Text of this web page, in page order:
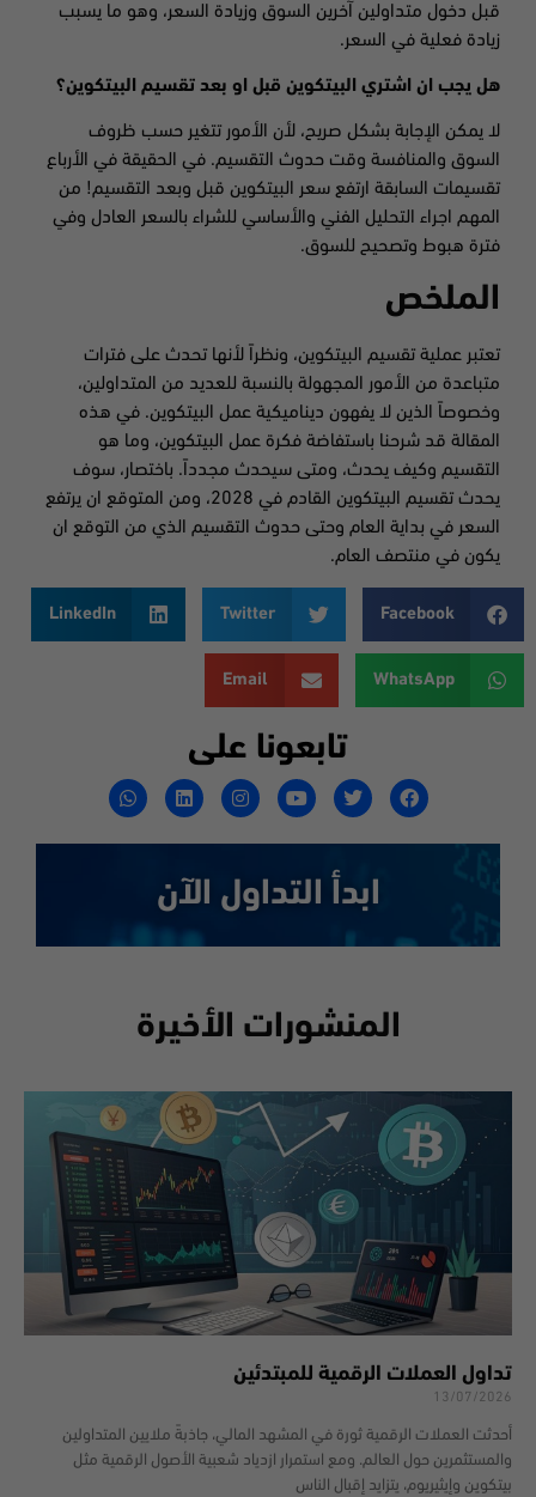
قبل دخول متداولين آخرين السوق وزيادة السعر، وهو ما يسبب
زيادة فعلية في السعر.
هل يجب ان اشتري البيتكوين قبل او بعد تقسيم البيتكوين؟
لا يمكن الإجابة بشكل صريح، لأن الأمور تتغير حسب ظروف
السوق والمنافسة وقت حدوث التقسيم. في الحقيقة في الأرباع
تقسيمات السابقة ارتفع سعر البيتكوين قبل وبعد التقسيم! من
المهم اجراء التحليل الفني والأساسي للشراء بالسعر العادل وفي
فترة هبوط وتصحيح للسوق.
الملخص
تعتبر عملية تقسيم البيتكوين، ونظراً لأنها تحدث على فترات
متباعدة من الأمور المجهولة بالنسبة للعديد من المتداولين،
وخصوصاً الذين لا يفهون ديناميكية عمل البيتكوين. في هذه
المقالة قد شرحنا باستفاضة فكرة عمل البيتكوين، وما هو
التقسيم وكيف يحدث، ومتى سيحدث مجدداً. باختصار، سوف
يحدث تقسيم البيتكوين القادم في 2028، ومن المتوقع ان يرتفع
السعر في بداية العام وحتى حدوث التقسيم الذي من التوقع ان
يكون في منتصف العام.
Facebook
Twitter
LinkedIn
WhatsApp
Email
تابعونا على
ابدأ التداول الآن
المنشورات الأخيرة
تداول العملات الرقمية للمبتدئين
13/07/2026
أحدثت العملات الرقمية ثورة في المشهد المالي، جاذبةً ملايين المتداولين
والمستثمرين حول العالم. ومع استمرار ازدياد شعبية الأصول الرقمية مثل
بيتكوين وإيثيريوم، يتزايد إقبال الناس